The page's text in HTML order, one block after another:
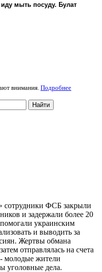
мыть посуду. Булат
внимания. Подробнее
Найти
сотрудники ФСБ закрыли
и задержали более 20
украинским
и выводить за
Жертвы обмана
отправлялась на счета
молодые жители
уголовные дела.